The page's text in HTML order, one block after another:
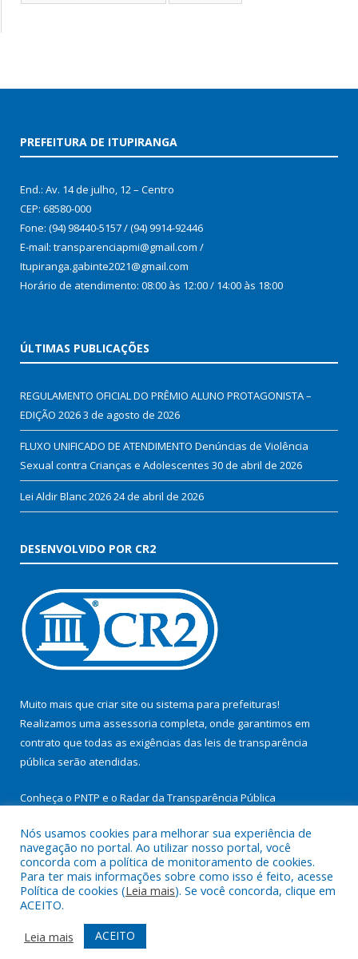
PREFEITURA DE ITUPIRANGA
End.: Av. 14 de julho, 12 – Centro
CEP: 68580-000
Fone: (94) 98440-5157 / (94) 9914-92446
E-mail: transparenciapmi@gmail.com /
Itupiranga.gabinte2021@gmail.com
Horário de atendimento: 08:00 às 12:00 / 14:00 às 18:00
ÚLTIMAS PUBLICAÇÕES
REGULAMENTO OFICIAL DO PRÊMIO ALUNO PROTAGONISTA –
EDIÇÃO 20263 de agosto de 2026
FLUXO UNIFICADO DE ATENDIMENTO Denúncias de Violência
Sexual contra Crianças e Adolescentes 30 de abril de 2026
Lei Aldir Blanc 202624 de abril de 2026
DESENVOLVIDO POR CR2
Muito mais que criar site ou sistema para prefeituras!
Realizamos uma assessoria completa, onde garantimos em
contrato que todas as exigências das leis de transparência
pública serão atendidas.
Conheça o PNTP e o Radar da Transparência Pública
Todos os direitos reservados a Prefeitura Municipal de
Itupiranga.
Mapa do Site
Acessar Área Administrativa
Acessar Webmail
Nós usamos cookies para melhorar sua experiência de
navegação no portal. Ao utilizar nosso portal, você
concorda com a política de monitoramento de cookies.
Para ter mais informações sobre como isso é feito, acesse
Política de cookies (Leia mais). Se você concorda, clique em
ACEITO.
Leia mais
ACEITO